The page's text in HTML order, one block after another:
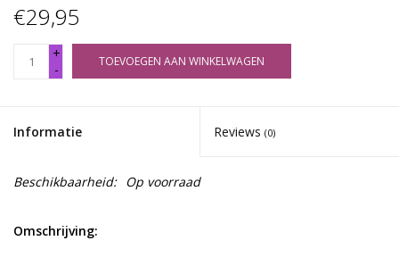
€29,95
+
-
TOEVOEGEN AAN WINKELWAGEN
Informatie Reviews (0)
Beschikbaarheid: Op voorraad
Omschrijving: